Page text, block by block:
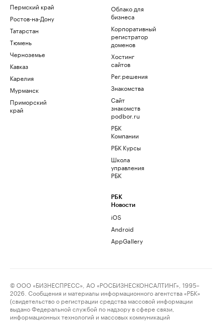
Пермский край
Ростов-на-Дону
Татарстан
Тюмень
Черноземье
Кавказ
Карелия
Мурманск
Приморский
край
Облако для
бизнеса
Корпоративный
регистратор
доменов
Хостинг
сайтов
Рег.решения
Знакомства
Сайт
знакомств
podbor.ru
РБК
Компании
РБК Курсы
Школа
управления
РБК
РБК
Новости
iOS
Android
AppGallery
© ООО «БИЗНЕСПРЕСС», АО «РОСБИЗНЕСКОНСАЛТИНГ», 1995–
2026. Сообщения и материалы информационного агентства «РБК»
(свидетельство о регистрации средства массовой информации
выдано Федеральной службой по надзору в сфере связи,
информационных технологий и массовых коммуникаций